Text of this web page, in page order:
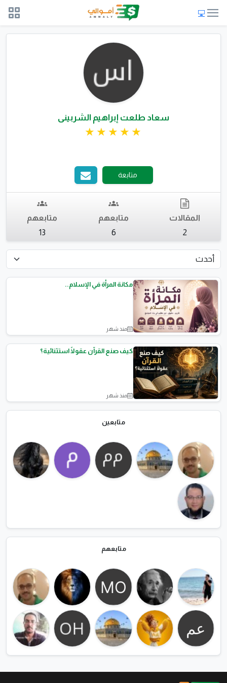
سعاد طلعت إبراهيم الشربينى
متابعة
المقالات
2
متابعهم
6
متابعهم
13
متابعين
متابعهم
مقالات اسلامية
مكانة المرأة في الإسلام..
منذ شهر
مقالات اسلامية
كيف صنع القرآن عقولًا استثنائية؟
منذ شهر